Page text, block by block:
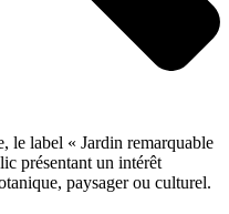
le label « Jardin remarquable
présentant un intérêt
paysager ou culturel.